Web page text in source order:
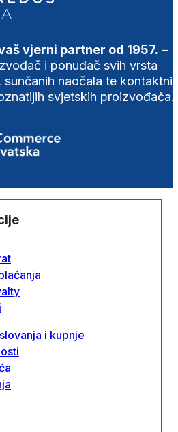
vjerni partner od 1957. –
i ponuđač svih vrsta
naočala te
svjetskih proizvođača.
i kupnje